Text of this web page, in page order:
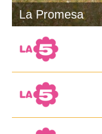
La Promesa